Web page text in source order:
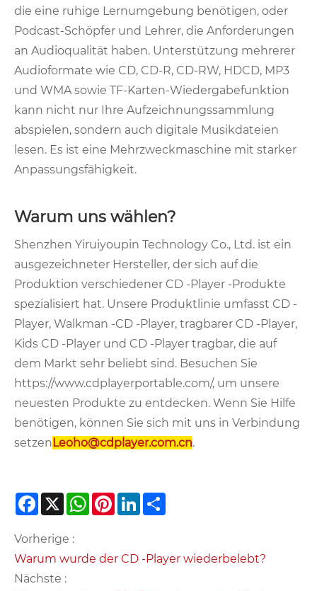
die eine ruhige Lernumgebung benötigen, oder
Podcast-Schöpfer und Lehrer, die Anforderungen
an Audioqualität haben. Unterstützung mehrerer
Audioformate wie CD, CD-R, CD-RW, HDCD, MP3
und WMA sowie TF-Karten-Wiedergabefunktion
kann nicht nur Ihre Aufzeichnungssammlung
abspielen, sondern auch digitale Musikdateien
lesen. Es ist eine Mehrzweckmaschine mit starker
Anpassungsfähigkeit.
Warum uns wählen?
Shenzhen Yiruiyoupin Technology Co., Ltd. ist ein
ausgezeichneter Hersteller, der sich auf die
Produktion verschiedener CD -Player -Produkte
spezialisiert hat. Unsere Produktlinie umfasst CD -
Player, Walkman -CD -Player, tragbarer CD -Player,
Kids CD -Player und CD -Player tragbar, die auf
dem Markt sehr beliebt sind. Besuchen Sie
https://www.cdplayerportable.com/, um unsere
neuesten Produkte zu entdecken. Wenn Sie Hilfe
benötigen, können Sie sich mit uns in Verbindung
setzenLeoho@cdplayer.com.cn.
Facebook
X WhatsApp
PinterestLinkedIn
Vorherige :
Warum wurde der CD -Player wiederbelebt?
Nächste :